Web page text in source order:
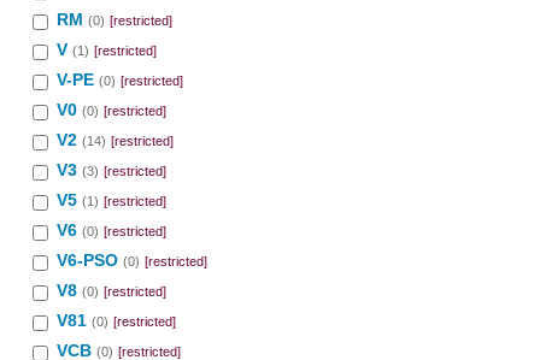
RM (0) [restricted]
V (1) [restricted]
V-PE (0) [restricted]
V0 (0) [restricted]
V2 (14) [restricted]
V3 (3) [restricted]
V5 (1) [restricted]
V6 (0) [restricted]
V6-PSO (0) [restricted]
V8 (0) [restricted]
V81 (0) [restricted]
VCB (0) [restricted]